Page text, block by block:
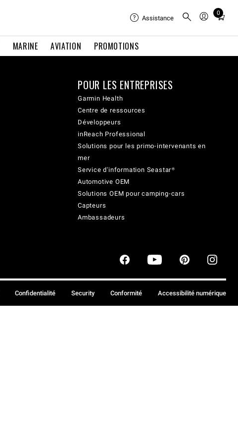
MARINE AVIATION PROMOTIONS
Assistance
0
Total
cart:
POUR LES ENTREPRISES
Garmin Health
Centre de ressources
Développeurs
inReach Professional
Solutions pour les primo-intervenants en
mer
Service d'information Seastar®
Automotive OEM
Solutions OEM pour camping-cars
Capteurs
Ambassadeurs
Confidentialité Security Conformité Accessibilité numérique